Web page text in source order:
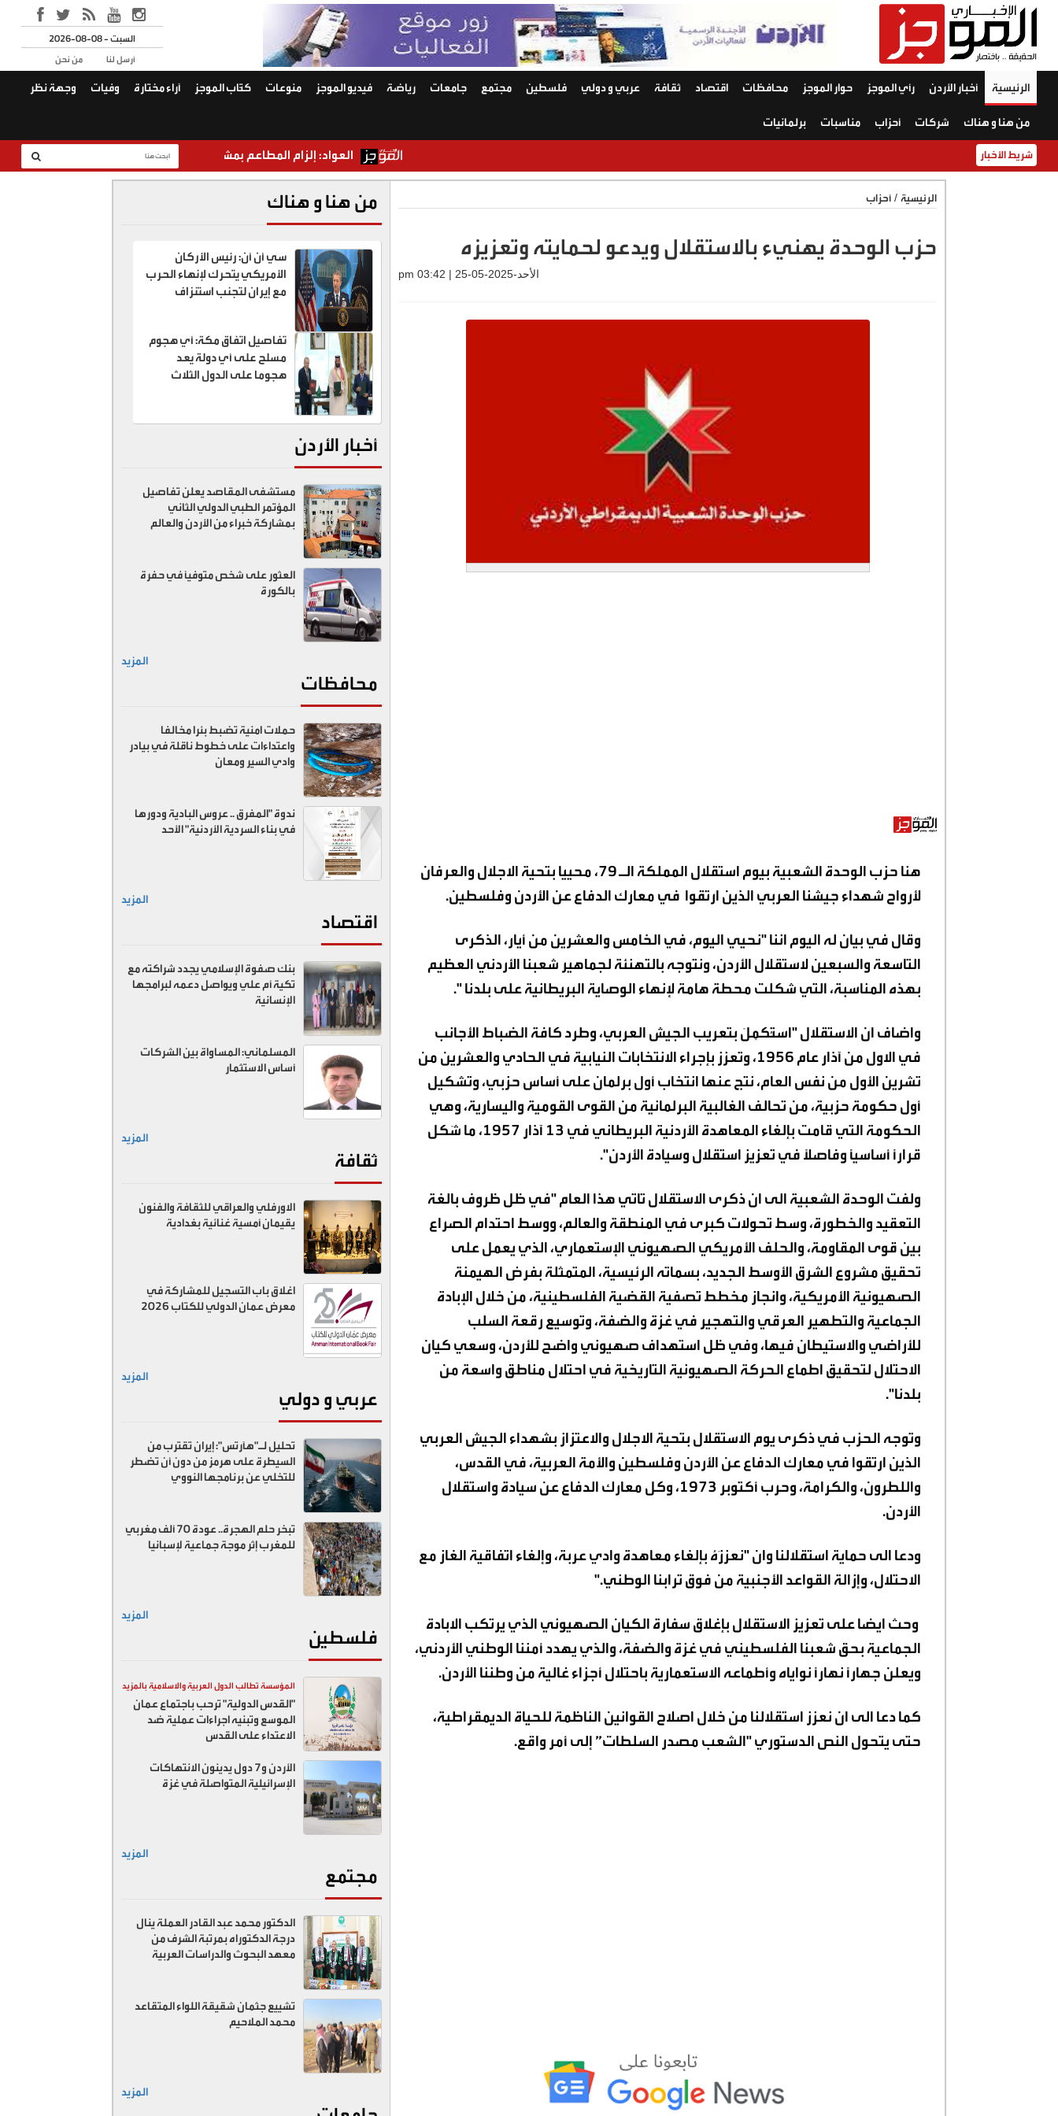
2026-08-08 - السبت
من نحن
أرسل لنا
الرئيسية أخبار الأردن رأي الموجز حوار الموجز محافظات اقتصاد ثقافة عربي و دولي فلسطين مجتمع جامعات رياضة فيديو الموجز منوعات كتّاب الموجز آراء مختارة وفيات وجهة نظر
من هنا و هناك شركات أحزاب مناسبات برلمانيات
شريط الأخبار العواد: إلزام المطاعم بمشاغل مركزية قد يؤدي إلى إغلاقها 2.8 مليار دينار قروض "كشف الراتب" خلال النصف الأول من 2026
الرئيسية / أحزاب
حزب الوحدة يهنيء بالاستقلال ويدعو لحمايته وتعزيزه
الأحد-2025-05-25 | 03:42 pm
هنا حزب الوحدة الشعبية بيوم استقلال المملكة الـ 79، محييا بتحية الاجلال والعرفان
لأرواح شهداء جيشنا العربي الذين ارتقوا في معارك الدفاع عن الأردن وفلسطين.
وقال في بيان له اليوم اننا "نحيي اليوم، في الخامس والعشرين من أيار، الذكرى
التاسعة والسبعين لاستقلال الأردن، ونتوجه بالتهنئة لجماهير شعبنا الأردني العظيم
بهذه المناسبة، التي شكلت محطة هامة لإنهاء الوصاية البريطانية على بلدنا ".
واضاف ان الاستقلال "استُكمِلَ بتعريب الجيش العربي، وطرد كافة الضباط الأجانب
في الاول من آذار عام ١٩٥٦، وتعزز بإجراء الانتخابات النيابية في الحادي والعشرين من
تشرين الأول من نفس العام، نتج عنها انتخاب أول برلمان على أساس حزبي، وتشكيل
أول حكومة حزبية، من تحالف الغالبية البرلمانية من القوى القومية واليسارية، وهي
الحكومة التي قامت بإلغاء المعاهدة الأردنية البريطاني في ١٣ آذار ١٩٥٧، ما شَكل
قراراً أساسياً وفاصلاً في تعزيز استقلال وسيادة الأردن".
ولفت الوحدة الشعبية الى ان ذكرى الاستقلال تاتي هذا العام "في ظل ظروف بالغة
التعقيد والخطورة، وسط تحولات كبرى في المنطقة والعالم، ووسط احتدام الصراع
بين قوى المقاومة، والحلف الأمريكي الصهيوني الإستعماري، الذي يعمل على
تحقيق مشروع الشرق الأوسط الجديد، بسماته الرئيسية، المتمثلة بفرض الهيمنة
الصهيونية الأمريكية، وانجاز مخطط تصفية القضية الفلسطينية، من خلال الإبادة
الجماعية والتطهير العرقي والتهجير في غزة والضفة، وتوسيع رقعة السلب
للأراضي والاستيطان فيها، وفي ظل استهداف صهيوني واضح للأردن، وسعي كيان
الاحتلال لتحقيق اطماع الحركة الصهيونية التاريخية في احتلال مناطق واسعة من
بلدنا".
وتوجه الحزب في ذكرى يوم الاستقلال بتحية الاجلال والاعتزاز بشهداء الجيش العربي
الذين ارتقوا في معارك الدفاع عن الأردن وفلسطين والأمة العربية، في القدس،
واللطرون، والكرامة، وحرب أكتوبر ١٩٧٣، وكل معارك الدفاع عن سيادة واستقلال
الأردن.
ودعا الى حماية استقلالنا وان "نعزِزَهُ بإلغاء معاهدة وادي عربة، وإلغاء اتفاقية الغاز مع
الاحتلال، وإزالة القواعد الأجنبية من فوق ترابنا الوطني.
"
وحث ايضا على تعزيز الاستقلال بإغلاق سفارة الكيان الصهيوني الذي يرتكب الابادة
الجماعية بحق شعبنا الفلسطيني في غزة والضفة، والذي يهدد أمننا الوطني الأردني،
ويعلن جهاراً نهاراً نواياه وأطماعه الاستعمارية باحتلال أجزاء غالية من وطننا الأردن.
كما دعا الى ان نعزز استقلالنا من خلال اصلاح القوانين الناظمة للحياة الديمقراطية،
حتى يتحول النص الدستوري "الشعب مصدر السلطات” إلى أمر واقع.
من هنا و هناك
سي أن أن: رئيس الأركان
الأمريكي يتحرك لإنهاء الحرب
مع إيران لتجنب استنزاف
تفاصيل اتفاق مكة: أي هجوم
مسلح على أي دولة يعد
هجوما على الدول الثلاث
أخبار الأردن
مستشفى المقاصد يعلن تفاصيل
المؤتمر الطبي الدولي الثاني
بمشاركة خبراء من الأردن والعالم
العثور على شخص متوفيًا في حفرة
بالكورة
المزيد
محافظات
حملات امنية تضبط بئرا مخالفا
واعتداءات على خطوط ناقلة في بيادر
وادي السير ومعان
ندوة "المفرق .. عروس البادية ودورها
في بناء السردية الأردنية" الأحد
المزيد
اقتصاد
بنك صفوة الإسلامي يجدد شراكته مع
تكية أم علي ويواصل دعمه لبرامجها
الإنسانية
المسلماني: المساواة بين الشركات
أساس الاستثمار
المزيد
ثقافة
الاورفلي والعراقي للثقافة والفنون
يقيمان أمسية غنائية بغدادية
اغلاق باب التسجيل للمشاركة في
معرض عمان الدولي للكتاب 2026
المزيد
عربي و دولي
تحليل لـ"هآرتس": إيران تقترب من
السيطرة على هرمز من دون أن تضطر
للتخلي عن برنامجها النووي
تبخر حلم الهجرة.. عودة 70 ألف مغربي
للمغرب إثر موجة جماعية لإسبانيا
المزيد
فلسطين
المؤسسة تطالب الدول العربية والاسلامية بالمزيد
ضد اسرائيل
"القدس الدولية" ترحب باجتماع عمان
الموسع وتبنيه اجراءات عملية ضد
الاعتداء على القدس
الأردن و7 دول يدينون الانتهاكات
الإسرائيلية المتواصلة في غزة
المزيد
مجتمع
الدكتور محمد عبد القادر العملة ينال
درجة الدكتوراه بمرتبة الشرف من
معهد البحوث والدراسات العربية
تشييع جثمان شقيقة اللواء المتقاعد
محمد الملاحيم
المزيد